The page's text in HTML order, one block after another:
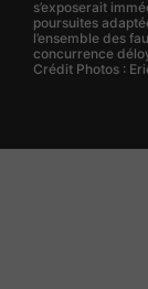
s’exposerait
poursuites
l’ensemble des
concurrence
Crédit Photos :